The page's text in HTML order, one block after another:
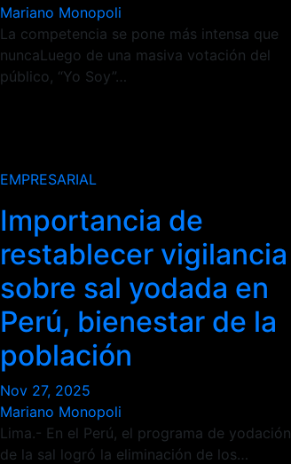
Mariano Monopoli
La competencia se pone más intensa que
nuncaLuego de una masiva votación del
público, “Yo Soy”…
EMPRESARIAL
Importancia de
restablecer vigilancia
sobre sal yodada en
Perú, bienestar de la
población
Nov 27, 2025
Mariano Monopoli
Lima.- En el Perú, el programa de yodación
de la sal logró la eliminación de los…